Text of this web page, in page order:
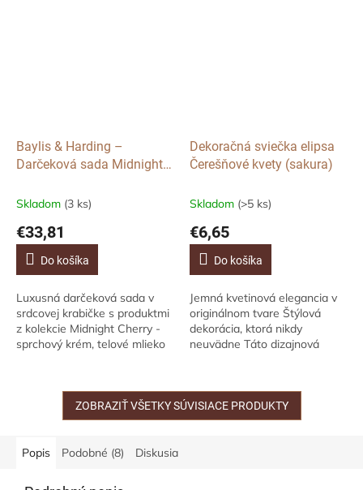
Baylis & Harding –
Darčeková sada Midnight
3ks
Skladom (3 ks)
€33,81
Do košíka
Luxusná darčeková sada v
srdcovej krabičke s produktmi
z kolekcie Midnight Cherry -
sprchový krém, telové mlieko
Dekoračná sviečka elipsa
Čerešňové kvety (sakura)
Skladom (>5 ks)
€6,65
Do košíka
Jemná kvetinová elegancia v
originálnom tvare Štýlová
dekorácia, ktorá nikdy
neuvädne Táto dizajnová
embosovaným motívom
prináša do...
ZOBRAZIŤ VŠETKY SÚVISIACE PRODUKTY
Popis Podobné (8) Diskusia